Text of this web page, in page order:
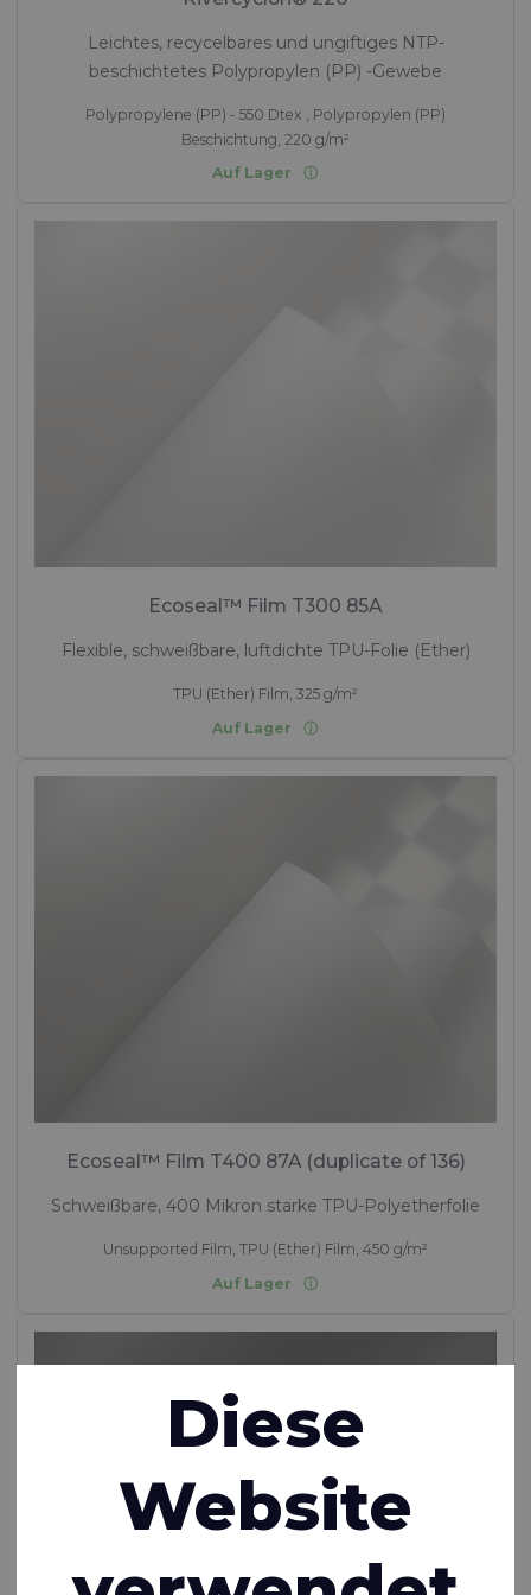
Leichtes, recycelbares und ungiftiges NTP-
beschichtetes Polypropylen (PP) -Gewebe
Polypropylene (PP) - 550 Dtex , Polypropylen (PP)
Beschichtung, 220 g/m²
Auf Lager
Ecoseal™ Film T300 85A
Flexible, schweißbare, luftdichte TPU-Folie (Ether)
TPU (Ether) Film, 325 g/m²
Auf Lager
Ecoseal™ Film T400 87A (duplicate of 136)
Schweißbare, 400 Mikron starke TPU-Polyetherfolie
Unsupported Film, TPU (Ether) Film, 450 g/m²
Auf Lager
Diese
Website